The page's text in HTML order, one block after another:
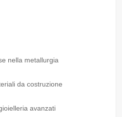
nella metallurgia
da costruzione
avanzati